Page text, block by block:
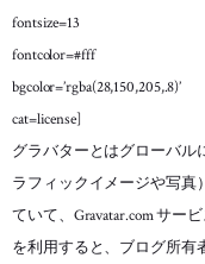
fontsize=13
fontcolor=#fff
bgcolor=’rgba(28,150,205,.8)’
cat=license]
グラバターとはグローバル
ラフィックイメージや写真
ていて、Gravatar.com サー
を利用すると、ブログ所有